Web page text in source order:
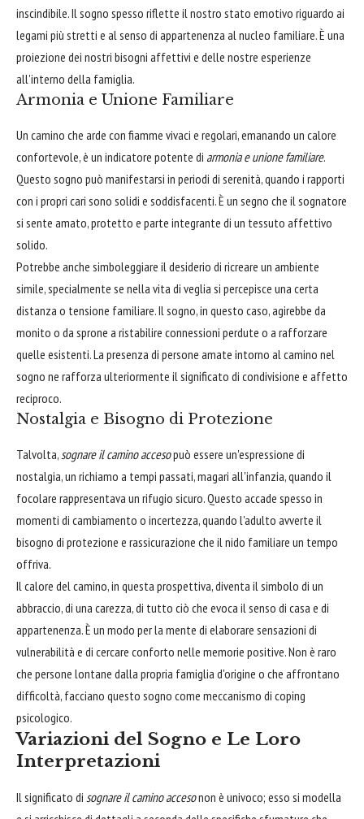
inscindibile. Il sogno spesso riflette il nostro stato emotivo riguardo ai
legami più stretti e al senso di appartenenza al nucleo familiare. È una
proiezione dei nostri bisogni affettivi e delle nostre esperienze
all'interno della famiglia.
Armonia e Unione Familiare
Un camino che arde con fiamme vivaci e regolari, emanando un calore
confortevole, è un indicatore potente di armonia e unione familiare.
Questo sogno può manifestarsi in periodi di serenità, quando i rapporti
con i propri cari sono solidi e soddisfacenti. È un segno che il sognatore
si sente amato, protetto e parte integrante di un tessuto affettivo
solido.
Potrebbe anche simboleggiare il desiderio di ricreare un ambiente
simile, specialmente se nella vita di veglia si percepisce una certa
distanza o tensione familiare. Il sogno, in questo caso, agirebbe da
monito o da sprone a ristabilire connessioni perdute o a rafforzare
quelle esistenti. La presenza di persone amate intorno al camino nel
sogno ne rafforza ulteriormente il significato di condivisione e affetto
reciproco.
Nostalgia e Bisogno di Protezione
Talvolta, sognare il camino accesopuò essere un'espressione di
nostalgia, un richiamo a tempi passati, magari all'infanzia, quando il
focolare rappresentava un rifugio sicuro. Questo accade spesso in
momenti di cambiamento o incertezza, quando l'adulto avverte il
bisogno di protezione e rassicurazione che il nido familiare un tempo
offriva.
Il calore del camino, in questa prospettiva, diventa il simbolo di un
abbraccio, di una carezza, di tutto ciò che evoca il senso di casa e di
appartenenza. È un modo per la mente di elaborare sensazioni di
vulnerabilità e di cercare conforto nelle memorie positive. Non è raro
che persone lontane dalla propria famiglia d'origine o che affrontano
difficoltà, facciano questo sogno come meccanismo di coping
psicologico.
Variazioni del Sogno e Le Loro
Interpretazioni
Il significato di sognare il camino accesonon è univoco; esso si modella